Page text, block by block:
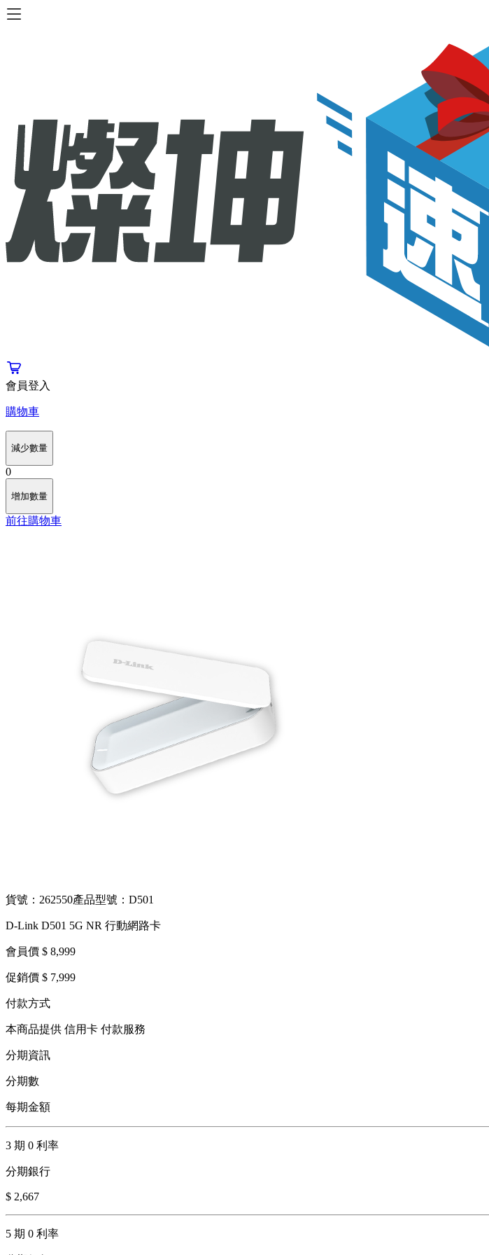
會員登入
購物車
減少數量
0
增加數量
前往購物車
貨號：262550產品型號：D501
D-Link D501 5G NR 行動網路卡
會員價 $ 8,999
促銷價 $ 7,999
付款方式
本商品提供 信用卡 付款服務
分期資訊
分期數
每期金額
3 期 0 利率
分期銀行
$ 2,667
5 期 0 利率